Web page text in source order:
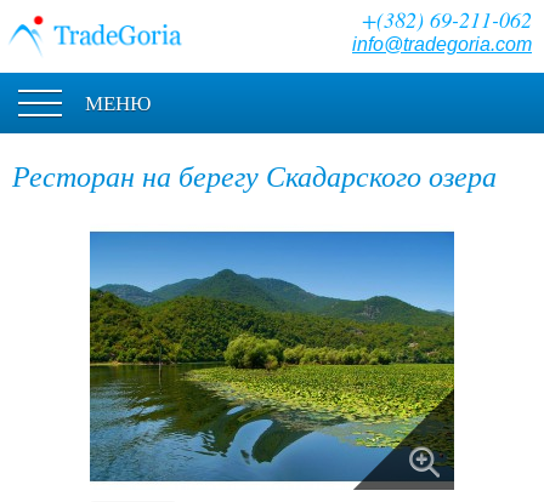
+(382) 69-211-062
info@tradegoria.com
МЕНЮ
Ресторан на берегу Скадарского озера